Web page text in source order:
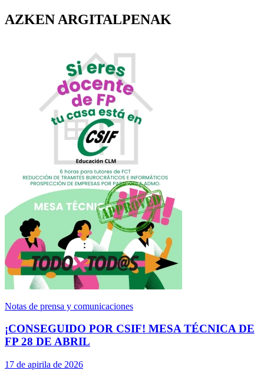
AZKEN ARGITALPENAK
Notas de prensa y comunicaciones
¡CONSEGUIDO POR CSIF! MESA TÉCNICA DE
FP 28 DE ABRIL
17 de apirila de 2026